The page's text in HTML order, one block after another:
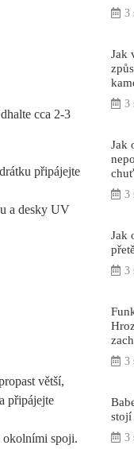
cca 2-3
připájejte
a desky UV
větší,
připájejte
okolními spoji.
3
Jak
3
Jak
chuť
3
Jak
3
3
3